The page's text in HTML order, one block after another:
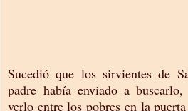
Sucedió que los sirvientes de
padre había enviado a
verlo entre los pobres en la